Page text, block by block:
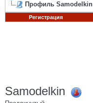
Профиль Samodelkin
Регистрация
Samodelkin